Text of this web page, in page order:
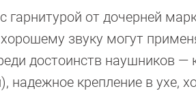
гарнитурой от дочерней
звуку могут
достоинств наушников —
надежное крепление в ухе,